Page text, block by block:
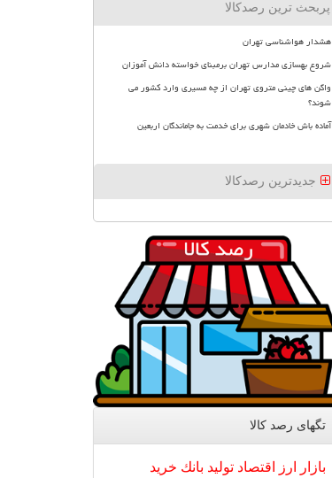
پربحث ترین رصدکالا
هشدار هواشناسی تهران
شروع بهسازی مدارس تهران برمبنای خواسته دانش آموزان
واگن های چینی متروی تهران از چه مسیری وارد کشور می
شوند؟
آماده باش خادمان شهری برای خدمت به جاماندگان اربعین
جدیدترین رصدکالا
تگهای رصد كالا
بازار ارز اقتصاد تولید بانك خرید